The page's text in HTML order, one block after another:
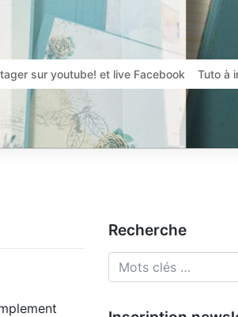
sur youtube! et live Facebook Tuto à
Recherche